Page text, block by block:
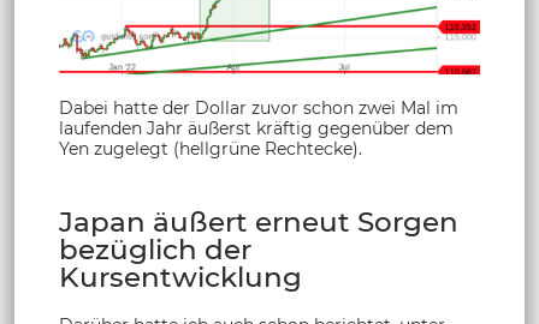
Dabei hatte der Dollar zuvor schon zwei Mal im
laufenden Jahr äußerst kräftig gegenüber dem
Yen zugelegt (hellgrüne Rechtecke).
Japan äußert erneut Sorgen
bezüglich der
Kursentwicklung